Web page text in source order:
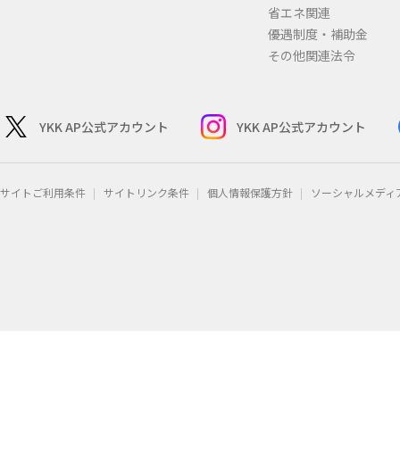
省エネ関連
優遇制度・補助金
その他関連法令
YKK AP公式アカウント YKK AP公式アカウント
サイトご利用条件 サイトリンク条件 個人情報保護方針 ソーシャルメデ